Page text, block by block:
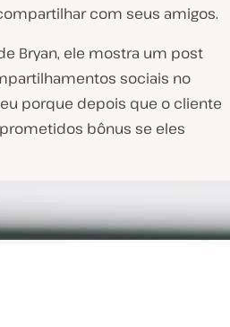
com seus amigos.
Bryan, ele mostra um post
sociais no
porque depois que o cliente
bônus se eles